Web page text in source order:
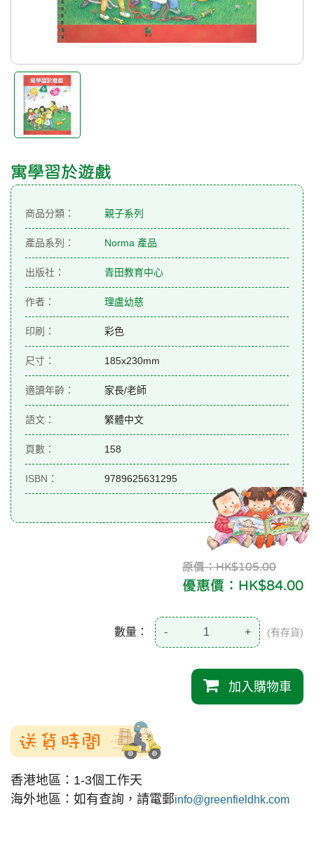
寓學習於遊戲
商品分類： 親子系列
產品系列： Norma 產品
出版社： 青田教育中心
作者： 理盧幼慈
印刷： 彩色
尺寸： 185x230mm
適讀年齡： 家長/老師
語文： 繁體中文
頁數： 158
ISBN： 9789625631295
原價：HK$105.00
優惠價：HK$84.00
數量： - + (有存貨)
加入購物車
送貨時間
香港地區：1-3個工作天
海外地區：如有查詢，請電郵info@greenfieldhk.com